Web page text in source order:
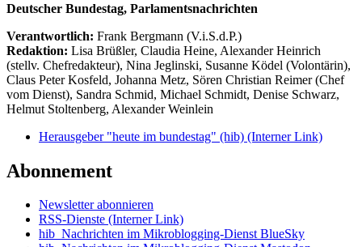
Deutscher Bundestag, Parlamentsnachrichten
Verantwortlich: Frank Bergmann (V.i.S.d.P.)
Redaktion: Lisa Brüßler, Claudia Heine, Alexander Heinrich
(stellv. Chefredakteur), Nina Jeglinski, Susanne Ködel (Volontärin),
Claus Peter Kosfeld, Johanna Metz, Sören Christian Reimer (Chef
vom Dienst), Sandra Schmid, Michael Schmidt, Denise Schwarz,
Helmut Stoltenberg, Alexander Weinlein
Herausgeber "heute im bundestag" (hib) (Interner Link)
Abonnement
Newsletter abonnieren
RSS-Dienste (Interner Link)
hib_Nachrichten im Mikroblogging-Dienst BlueSky